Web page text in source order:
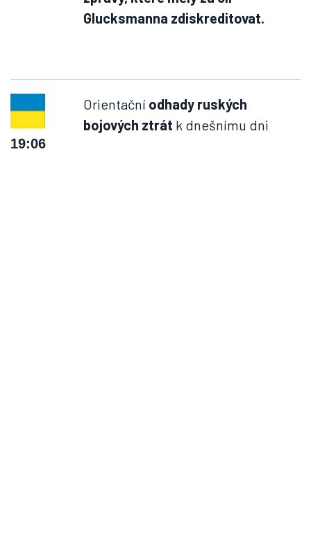
Glucksmanna zdiskreditovat.
19:06
Orientační odhady ruských
bojových ztrát k dnešnímu dni